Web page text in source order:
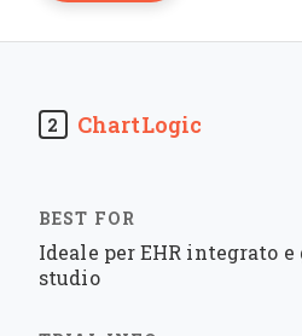
2 ChartLogic
Ideale per EHR integrato
studio